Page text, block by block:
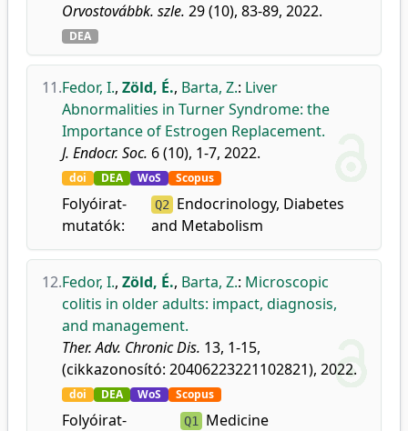
Orvostovábbk. szle. 29 (10), 83-89, 2022.
DEA
11.Fedor, I., Zöld, É., Barta, Z.: Liver
Abnormalities in Turner Syndrome: the
Importance of Estrogen Replacement.
J. Endocr. Soc. 6 (10), 1-7, 2022.
doi DEA WoS Scopus
Folyóirat-
mutatók:
Q2 Endocrinology, Diabetes
and Metabolism
12.Fedor, I., Zöld, É., Barta, Z.: Microscopic
colitis in older adults: impact, diagnosis,
and management.
Ther. Adv. Chronic Dis. 13, 1-15,
(cikkazonosító: 20406223221102821), 2022.
doi DEA WoS Scopus
Folyóirat-
Q1
Medicine